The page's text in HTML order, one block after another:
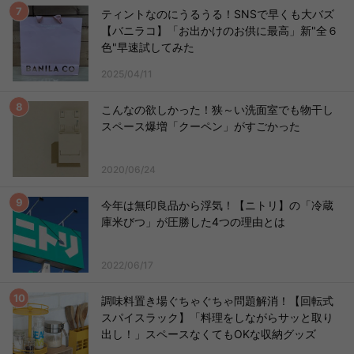
ティントなのにうるうる！SNSで早くも大バズ
【バニラコ】「お出かけのお供に最高」新"全６
色"早速試してみた
2025/04/11
こんなの欲しかった！狭～い洗面室でも物干し
スペース爆増「クーペン」がすごかった
2020/06/24
今年は無印良品から浮気！【ニトリ】の「冷蔵
庫米びつ」が圧勝した4つの理由とは
2022/06/17
調味料置き場ぐちゃぐちゃ問題解消！【回転式
スパイスラック】「料理をしながらサッと取り
出し！」スペースなくてもOKな収納グッズ